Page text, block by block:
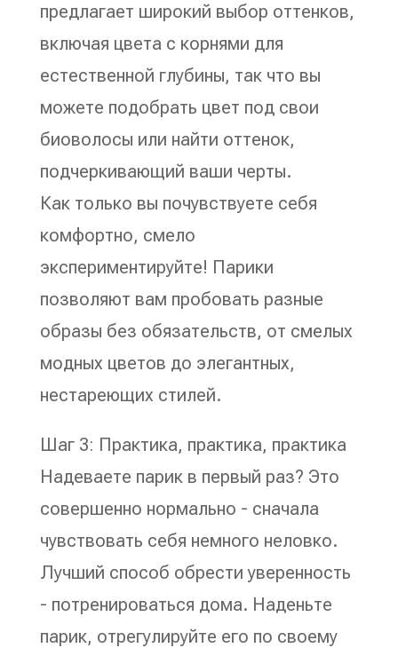
предлагает широкий выбор оттенков,
включая цвета с корнями для
естественной глубины, так что вы
можете подобрать цвет под свои
биоволосы или найти оттенок,
подчеркивающий ваши черты.
Как только вы почувствуете себя
комфортно, смело
экспериментируйте! Парики
позволяют вам пробовать разные
образы без обязательств, от смелых
модных цветов до элегантных,
нестареющих стилей.
Шаг 3: Практика, практика, практика
Надеваете парик в первый раз? Это
совершенно нормально - сначала
чувствовать себя немного неловко.
Лучший способ обрести уверенность
- потренироваться дома. Наденьте
парик, отрегулируйте его по своему